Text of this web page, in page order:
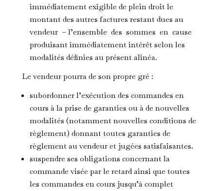
immédiatement exigible de plein droit le
montant des autres factures restant dues au
vendeur – l’ensemble des sommes en cause
produisant immédiatement intérêt selon les
modalités définies au présent alinéa.
Le vendeur pourra de son propre gré :
subordonner l’exécution des commandes en
cours à la prise de garanties ou à de nouvelles
modalités (notamment nouvelles conditions de
règlement) donnant toutes garanties de
règlement au vendeur et jugées satisfaisantes.
suspendre ses obligations concernant la
commande visée par le retard ainsi que toutes
les commandes en cours jusqu’à complet